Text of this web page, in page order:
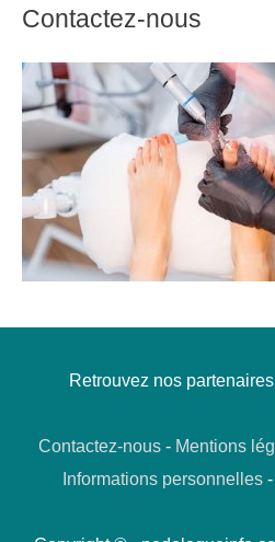
Contactez-nous
Retrouvez nos
Contactez-nous- Mentions
Informations personnelles -